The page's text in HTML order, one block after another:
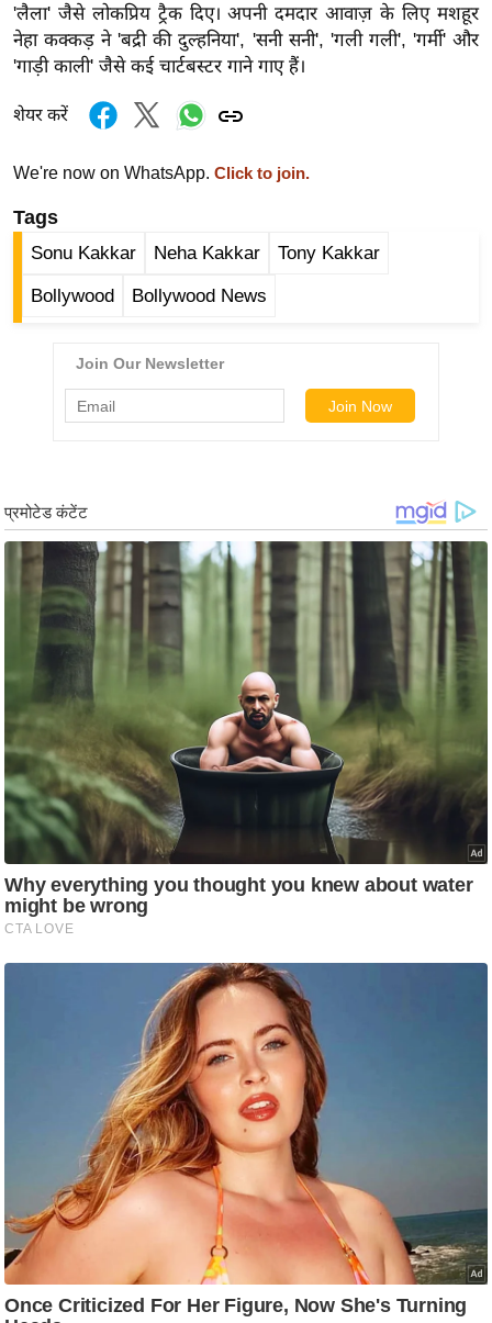
म
नो
रं
ज
ज
त
बॉ
ल्म
स
क्षा
B
a
k
i
n
g
N
e
w
क्नॉ
लॉ
जी
ब्यू
टी
'लैला' जैसे लोकप्रिय ट्रैक दिए। अपनी दमदार आवाज़ के लिए मशहूर
नेहा कक्कड़ ने 'बद्री की दुल्हनिया', 'सनी सनी', 'गली गली', 'गर्मी' और
'गाड़ी काली' जैसे कई चार्टबस्टर गाने गाए हैं।
शेयर करें
We're now on WhatsApp. Click to join.
Tags
Sonu Kakkar Neha Kakkar Tony Kakkar
Bollywood Bollywood News